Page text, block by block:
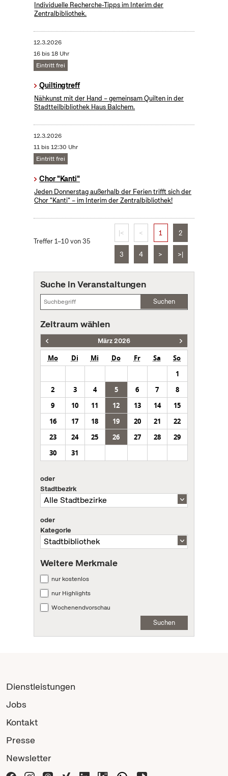
Individuelle Recherche-Tipps im Interim der
Zentralbibliothek.
12.3.2026
16 bis 18 Uhr
Eintritt frei
Quiltingtreff
Nähkunst mit der Hand – gemeinsam Quilten in der
Stadtteilbibliothek Haus Balchem.
12.3.2026
11 bis 12:30 Uhr
Eintritt frei
Chor "Kanti"
Jeden Donnerstag außerhalb der Ferien trifft sich der
Chor "Kanti" – im Interim der Zentralbibliothek!
Treffer 1–10 von 35
|< < 1 2
3 4 > >|
Suche in Veranstaltungen
Suchen
Zeitraum wählen
März 2026
Mo Di Mi Do Fr Sa
So
1
2
3 4 5 6 7
8
9
10 11 12 13 14
15
16
17 18 19 20 21
22
23
24 25 26 27 28
29
30
31
oder
Stadtbezirk
oder
Kategorie
Weitere Merkmale
nur kostenlos
nur Highlights
Wochenendvorschau
Suchen
Dienstleistungen
Jobs
Kontakt
Presse
Newsletter